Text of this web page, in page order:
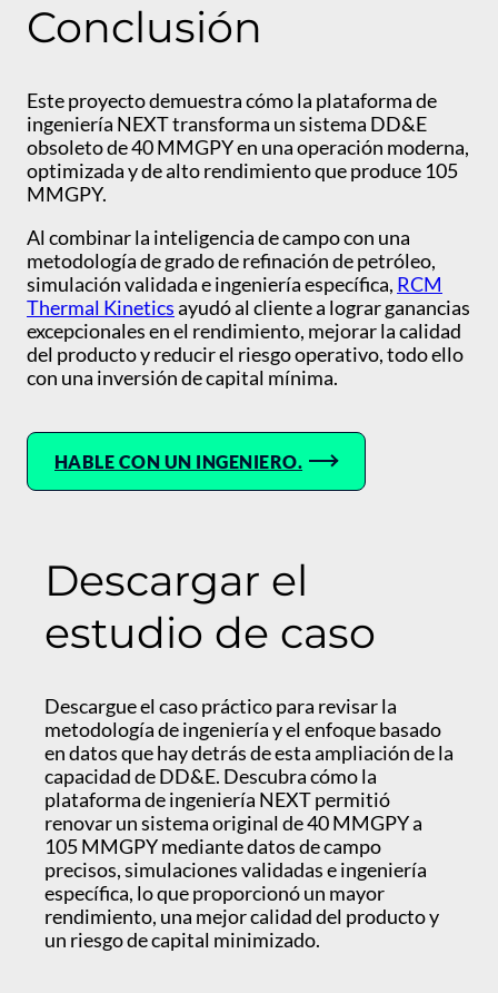
Conclusión
Este proyecto demuestra cómo la plataforma de
ingeniería NEXT transforma un sistema DD&E
obsoleto de 40 MMGPY en una operación moderna,
optimizada y de alto rendimiento que produce 105
MMGPY.
Al combinar la inteligencia de campo con una
metodología de grado de refinación de petróleo,
simulación validada e ingeniería específica, RCM
Thermal Kineticsayudó al cliente a lograr ganancias
excepcionales en el rendimiento, mejorar la calidad
del producto y reducir el riesgo operativo, todo ello
con una inversión de capital mínima.
HABLE CON UN INGENIERO.
Descargar el
estudio de caso
Descargue el caso práctico para revisar la
metodología de ingeniería y el enfoque basado
en datos que hay detrás de esta ampliación de la
capacidad de DD&E. Descubra cómo la
plataforma de ingeniería NEXT permitió
renovar un sistema original de 40 MMGPY a
105 MMGPY mediante datos de campo
precisos, simulaciones validadas e ingeniería
específica, lo que proporcionó un mayor
rendimiento, una mejor calidad del producto y
un riesgo de capital minimizado.